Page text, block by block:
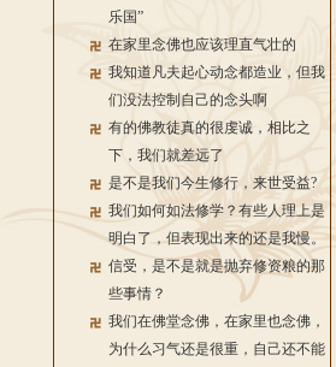
乐国”
在家里念佛也应该理直气壮的
我知道凡夫起心动念都造业，但我
们没法控制自己的念头啊
有的佛教徒真的很虔诚，相比之
下，我们就差远了
是不是我们今生修行，来世受益?
我们如何如法修学？有些人理上是
明白了，但表现出来的还是我慢。
信受，是不是就是抛弃修资粮的那
些事情？
我们在佛堂念佛，在家里也念佛，
为什么习气还是很重，自己还不能